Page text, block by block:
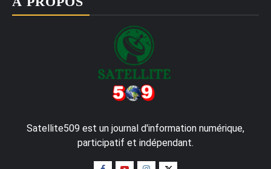
Satellite509 est un journal d'information numérique,
participatif et indépendant.